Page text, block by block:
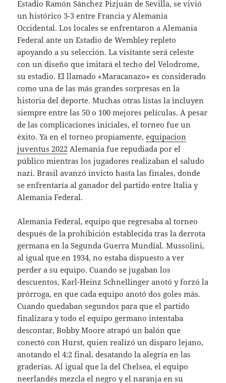
Estadio Ramón Sánchez Pizjuán de Sevilla, se vivió
un histórico 3-3 entre Francia y Alemania
Occidental. Los locales se enfrentaron a Alemania
Federal ante un Estadio de Wembley repleto
apoyando a su selección. La visitante será celeste
con un diseño que imitará el techo del Velodrome,
su estadio. El llamado «Maracanazo» es considerado
como una de las más grandes sorpresas en la
historia del deporte. Muchas otras listas la incluyen
siempre entre las 50 o 100 mejores películas. A pesar
de las complicaciones iniciales, el torneo fue un
éxito. Ya en el torneo propiamente,equipacion
juventus 2022 Alemania fue repudiada por el
público mientras los jugadores realizaban el saludo
nazi. Brasil avanzó invicto hasta las finales, donde
se enfrentaría al ganador del partido entre Italia y
Alemania Federal.
Alemania Federal, equipo que regresaba al torneo
después de la prohibición establecida tras la derrota
germana en la Segunda Guerra Mundial. Mussolini,
al igual que en 1934, no estaba dispuesto a ver
perder a su equipo. Cuando se jugaban los
descuentos, Karl-Heinz Schnellinger anotó y forzó la
prórroga, en que cada equipo anotó dos goles más.
Cuando quedaban segundos para que el partido
finalizara y todo el equipo germano intentaba
descontar, Bobby Moore atrapó un balón que
conectó con Hurst, quien realizó un disparo lejano,
anotando el 4:2 final, desatando la alegría en las
graderías. Al igual que la del Chelsea, el equipo
neerlandés mezcla el negro y el naranja en su